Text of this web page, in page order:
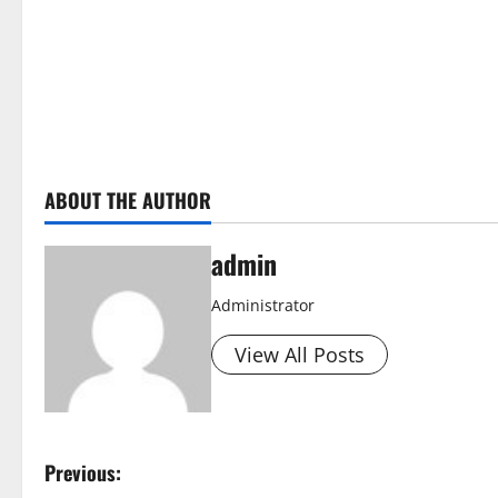
ABOUT THE AUTHOR
admin
Administrator
View All Posts
P
Previous: